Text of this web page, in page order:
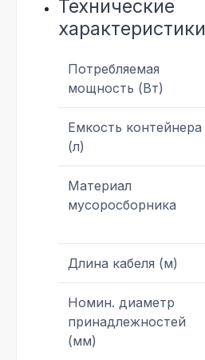
Технические
характеристики
Потребляемая
мощность (Вт)
Емкость контейнера
(л)
Материал
мусоросборника
Длина кабеля (м)
Номин. диаметр
принадлежностей
(мм)